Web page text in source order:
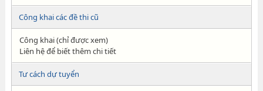
Công khai các đề thi cũ
Công khai (chỉ được xem)
Liên hệ để biết thêm chi tiết
Tư cách dự tuyển